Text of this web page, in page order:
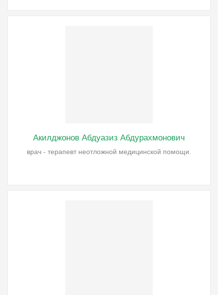
Акилджонов Абдуазиз Абдурахмонович
врач - терапевт неотложной медицинской помощи.